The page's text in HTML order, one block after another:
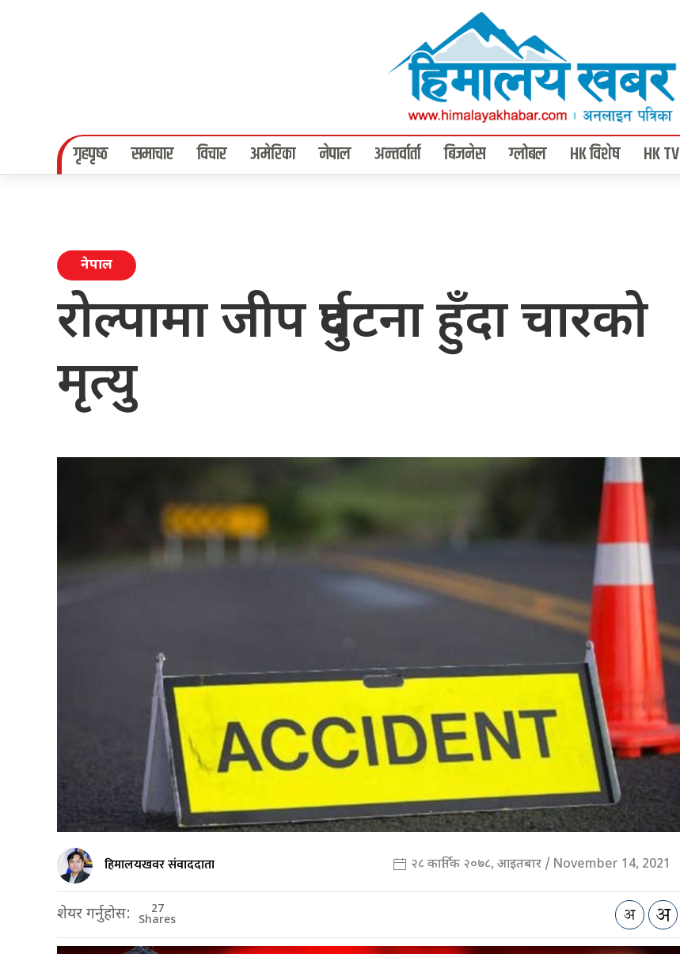
गृहपृष्‍ठ समाचार विचार अमेरिका नेपाल अन्तर्वार्ता बिजनेस ग्लोबल HK विशेष HK TV
नेपाल
रोल्पामा जीप दुर्घटना हुँदा चारको
मृत्यु
हिमालयखवर संवाददाता २८ कार्तिक २०७८, आइतबार / November 14, 2021
शेयर गर्नुहोस: 27
Shares